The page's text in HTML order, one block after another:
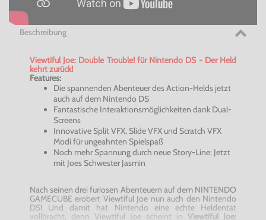
Beschreibung
Viewtiful Joe: Double Trouble! für Nintendo DS - Der Held
kehrt zurück!
Features:
Die spannenden Abenteuer des Action-Helds jetzt
auch auf dem Nintendo DS
Fantastische Interaktionsmöglichkeiten dank Dual-
Screens
Innovative Split VFX, Slide VFX und Scratch VFX
Modi für ungeahnten Spielspaß
Noch mehr Spannung durch neue Story-Line: Jetzt
mit Joes Schwester Jasmin
Nach seinen drei furiosen Abenteuern auf dem NINTENDO
GAMECUBE erobert Viewtiful Joe nun auch den Nintendo
DS! Und damit hat Nintendo eine echte Heldentat
vollbracht, denn Viewtiful Joe scheint in Viewtiful Joe: